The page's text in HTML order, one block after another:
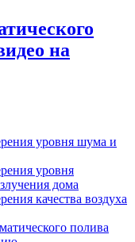
на
уровня шума и
уровня
дома
качества воздуха
полива